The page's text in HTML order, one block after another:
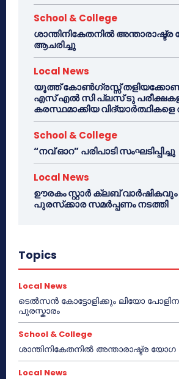
School & College
ശാന്തിനികേതനിൽ അന്താരാഷ്ട്ര
ആചരിച്ചു
Local News
യൂത്ത് കോൺഗ്രസ്സ് തളിയക്കോണം
എസ് എൽ സി പ്ലസ് ടു
കരസ്ഥമാക്കിയ വിദ്യാർത്ഥികളെ
School & College
“നവ് ഓറ” പരിപാടി സംഘടിപ്പിച്ചു
Local News
ഊരകം സ്റ്റാർ ക്ലബ്
പുരസ്‌ക്കാര സമർപ്പണം നടത്തി
Topics
Local News
ടെൽസൻ കോട്ടോളിക്കും ലിയോ
പുരസ്കാരം
School & College
ശാന്തിനികേതനിൽ അന്താരാഷ്ട്ര യോഗ
Local News